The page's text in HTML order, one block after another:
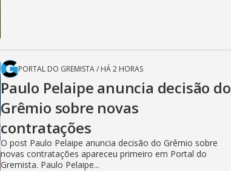
PORTAL DO GREMISTA/ HÁ 2 HORAS
Paulo Pelaipe anuncia decisão do
Grêmio sobre novas
contratações
O post Paulo Pelaipe anuncia decisão do Grêmio sobre
novas contratações apareceu primeiro em Portal do
Gremista. Paulo Pelaipe...